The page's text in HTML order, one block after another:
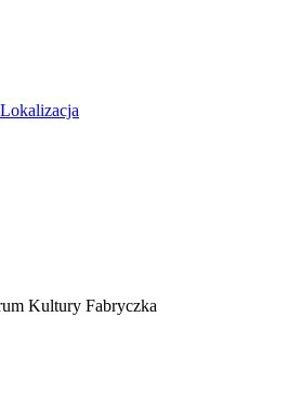
Lokalizacja
Kultury Fabryczka